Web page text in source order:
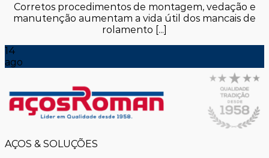
Corretos procedimentos de montagem, vedação e
manutenção aumentam a vida útil dos mancais de
rolamento [...]
14
ago
AÇOS & SOLUÇÕES